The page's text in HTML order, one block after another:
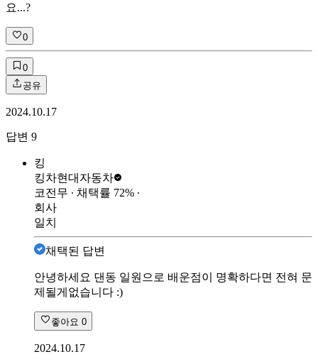
요...?
0
0
공유
2024.10.17
답변 9
킹
킹차현대자동차
코전무 ∙ 채택률 72% ∙
회사
일치
채택된 답변
안녕하세요 댄동 일원으로 배운점이 명확하다면 전혀 문
제될게없습니다 :)
좋아요 0
2024.10.17